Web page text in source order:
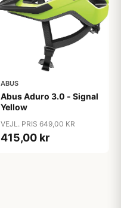
ABUS
Abus Aduro 3.0 - Signal
Yellow
VEJL. PRIS 649,00 KR
415,00 kr